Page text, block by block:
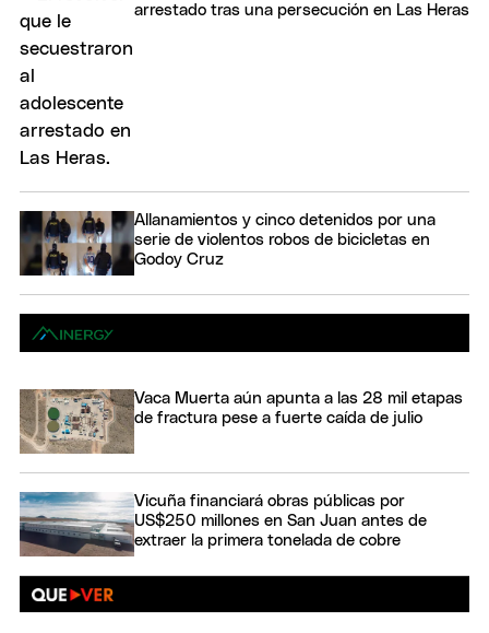
arrestado tras una persecución en Las Heras
Allanamientos y cinco detenidos por una
serie de violentos robos de bicicletas en
Godoy Cruz
Vaca Muerta aún apunta a las 28 mil etapas
de fractura pese a fuerte caída de julio
Vicuña financiará obras públicas por
US$250 millones en San Juan antes de
extraer la primera tonelada de cobre